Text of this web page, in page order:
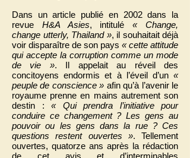
Dans un article publié en 2002 dans la
revue H&A Asies, intitulé« Change,
change utterly, Thailand », il souhaitait déjà
voir disparaître de son pays « cette attitude
qui accepte la corruption comme un mode
de vie ». Il appelait au réveil des
concitoyens endormis et à l’éveil d’un «
peuple de conscience » afin qu’à l’avenir le
royaume prenne en mains autrement son
destin : « Qui prendra l’initiative pour
conduire ce changement ? Les gens au
pouvoir ou les gens dans la rue ? Ces
questions restent ouvertes ». Tellement
ouvertes, quatorze ans après la rédaction
de cet avis et d’interminables